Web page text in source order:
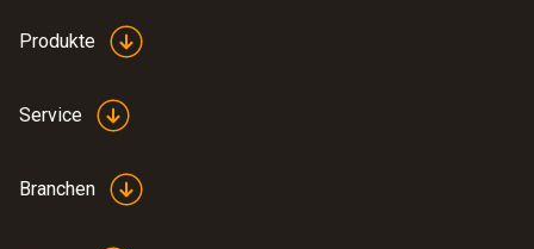
Produkte
Service
Branchen